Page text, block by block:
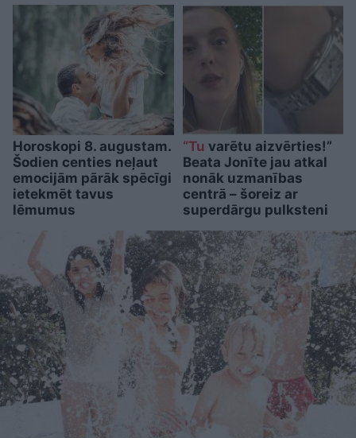
Horoskopi 8. augustam.
Šodien centies neļaut
emocijām pārāk spēcīgi
ietekmēt tavus
lēmumus
“Tu varētu aizvērties!”
Beata Jonīte jau atkal
nonāk uzmanības
centrā – šoreiz ar
superdārgu pulksteni